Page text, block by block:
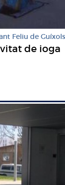
Feliu de Guíxols
de ioga